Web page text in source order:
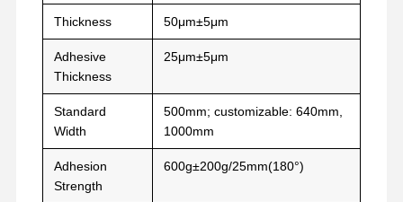
ডবল পার্শ্বযুক্ত টেপ
মাস্কিং টেপ
পিইটি ফিল্ম
PTFE টেপ
পিআই টেপ
Thickness 50μm±5μm
Adhesive
Thickness
25μm±5μm
Standard
Width
500mm; customizable: 640mm,
1000mm
Adhesion
Strength
600g±200g/25mm(180°)